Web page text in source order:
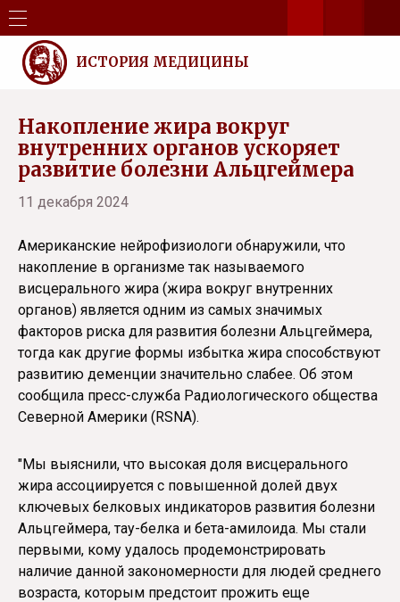
ИСТОРИЯ МЕДИЦИНЫ
Накопление жира вокруг
внутренних органов ускоряет
развитие болезни Альцгеймера
11 декабря 2024
Американские нейрофизиологи обнаружили, что
накопление в организме так называемого
висцерального жира (жира вокруг внутренних
органов) является одним из самых значимых
факторов риска для развития болезни Альцгеймера,
тогда как другие формы избытка жира способствуют
развитию деменции значительно слабее. Об этом
сообщила пресс-служба Радиологического общества
Северной Америки (RSNA).
"Мы выяснили, что высокая доля висцерального
жира ассоциируется с повышенной долей двух
ключевых белковых индикаторов развития болезни
Альцгеймера, тау-белка и бета-амилоида. Мы стали
первыми, кому удалось продемонстрировать
наличие данной закономерности для людей среднего
возраста, которым предстоит прожить еще